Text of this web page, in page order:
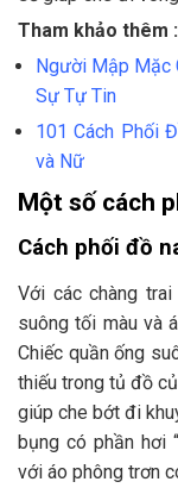
Tham khảo thêm :
Người Mập Mặc
Sự Tự Tin
101 Cách Phối
và Nữ
Một số cách
Cách phối đồ
Với các chàng
suông tối màu và
Chiếc quần ống
thiếu trong tủ đồ
giúp che bớt đi
bụng có phần hơi
với áo phông trơn